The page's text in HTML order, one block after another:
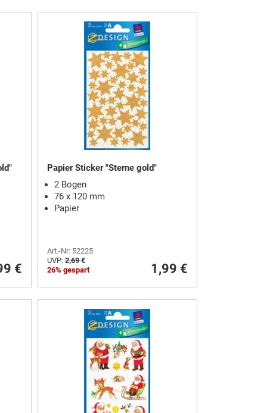
€
Papier Sticker "Sterne gold"
2 Bogen
76 x 120 mm
Papier
Art.-Nr: 52225
UVP:2,69 €
26% gespart
1,99 €